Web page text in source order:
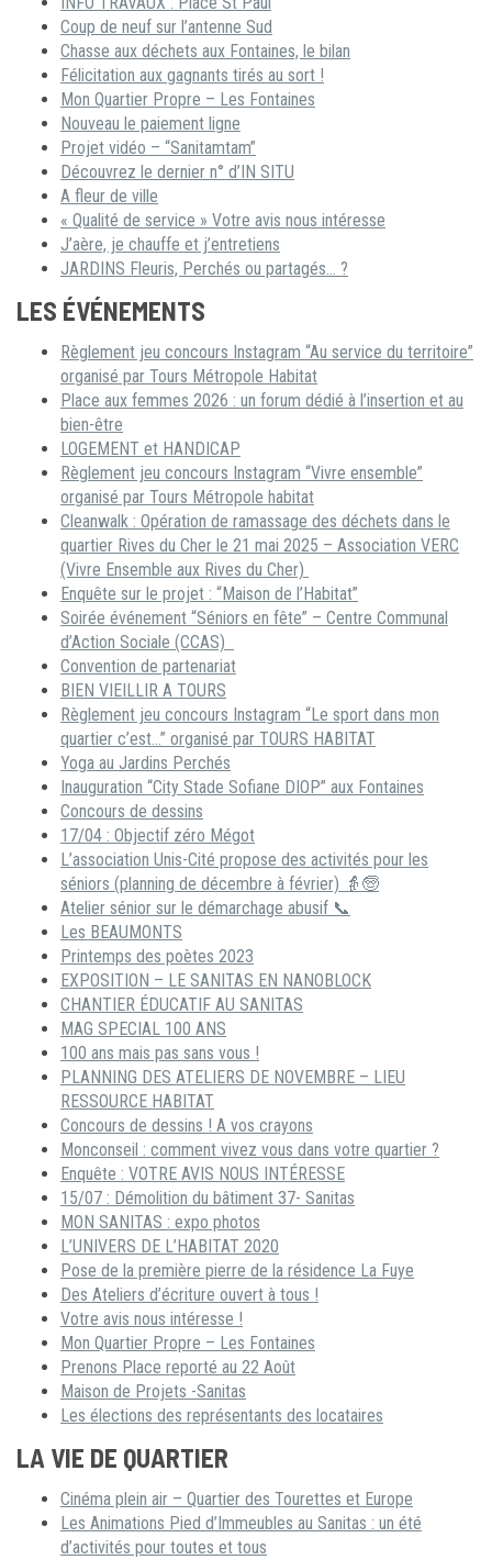
Coup de neuf sur l’antenne Sud
Chasse aux déchets aux Fontaines, le bilan
Félicitation aux gagnants tirés au sort !
Mon Quartier Propre – Les Fontaines
Nouveau le paiement ligne
Projet vidéo – “Sanitamtam”
Découvrez le dernier n° d’IN SITU
A fleur de ville
« Qualité de service » Votre avis nous intéresse
J’aère, je chauffe et j’entretiens
JARDINS Fleuris, Perchés ou partagés… ?
LES ÉVÉNEMENTS
Règlement jeu concours Instagram “Au service du territoire”
organisé par Tours Métropole Habitat
Place aux femmes 2026 : un forum dédié à l’insertion et au
bien-être
LOGEMENT et HANDICAP
Règlement jeu concours Instagram “Vivre ensemble”
organisé par Tours Métropole habitat
Cleanwalk : Opération de ramassage des déchets dans le
quartier Rives du Cher le 21 mai 2025 – Association VERC
(Vivre Ensemble aux Rives du Cher)
Enquête sur le projet : “Maison de l’Habitat”
Soirée événement “Séniors en fête” – Centre Communal
d’Action Sociale (CCAS)
Convention de partenariat
BIEN VIEILLIR A TOURS
Règlement jeu concours Instagram “Le sport dans mon
quartier c’est…” organisé par TOURS HABITAT
Yoga au Jardins Perchés
Inauguration “City Stade Sofiane DIOP” aux Fontaines
Concours de dessins
17/04 : Objectif zéro Mégot
L’association Unis-Cité propose des activités pour les
séniors (planning de décembre à février) 👵🧓
Atelier sénior sur le démarchage abusif 📞
Les BEAUMONTS
Printemps des poètes 2023
EXPOSITION – LE SANITAS EN NANOBLOCK
CHANTIER ÉDUCATIF AU SANITAS
MAG SPECIAL 100 ANS
100 ans mais pas sans vous !
PLANNING DES ATELIERS DE NOVEMBRE – LIEU
RESSOURCE HABITAT
Concours de dessins ! A vos crayons
Monconseil : comment vivez vous dans votre quartier ?
Enquête : VOTRE AVIS NOUS INTÉRESSE
15/07 : Démolition du bâtiment 37- Sanitas
MON SANITAS : expo photos
L’UNIVERS DE L’HABITAT 2020
Pose de la première pierre de la résidence La Fuye
Des Ateliers d’écriture ouvert à tous !
Votre avis nous intéresse !
Mon Quartier Propre – Les Fontaines
Prenons Place reporté au 22 Août
Maison de Projets -Sanitas
Les élections des représentants des locataires
LA VIE DE QUARTIER
Cinéma plein air – Quartier des Tourettes et Europe
Les Animations Pied d’Immeubles au Sanitas : un été
d’activités pour toutes et tous